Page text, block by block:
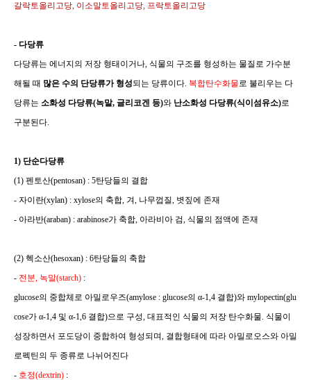
갈락토올리고당, 이소말토올리고당, 프락토올리고당
- 다당류
다당류는 에너지의 저장 형태이거나, 식물의 구조를 형성하는 물질로 가수분
해될 때 많은 수의 단당류가 형성되는 당류이다. 복합탄수화물로 불리우는 다
당류는 소화성 다당류(녹말, 글리코겐 등)와 난소화성 다당류(식이섬유소)로
구분된다.
1) 단순다당류
(1) 펜토산(pentosan) : 5탄당들의 결합
- 자이란(xylan) : xylose의 축합, 겨, 나무껍질, 볏짚에 존재
- 아라반(araban) : arabinose가 축합, 아라비아 검, 식물의 점액에 존재
(2) 헥소산(hesoxan) : 6탄당들의 축합
- 전분, 녹말(starch) :
glucose의 중합체로 아밀로우즈(amylose : glucose의 α-1,4 결합)와 mylopectin(glu
cose가 α-1,4 및 α-1,6 결합)으로 구성, 대표적인 식물의 저장 탄수화물. 식물이
성장하면서 포도당이 중합하여 형성되며, 결합형태에 따라 아밀로오스와 아밀
로펙틴의 두 종류로 나뉘어진다
- 호정(dextrin) :